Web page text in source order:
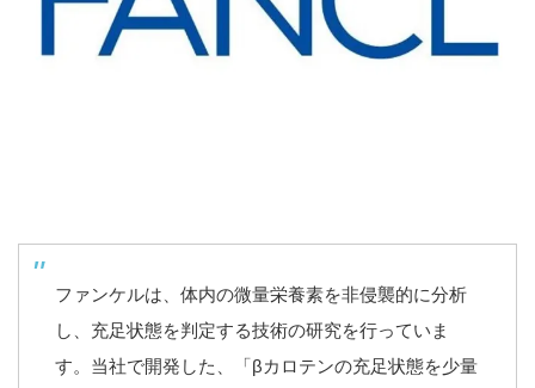
ファンケルは、体内の微量栄養素を非侵襲的に分析
し、充足状態を判定する技術の研究を行っていま
す。当社で開発した、「βカロテンの充足状態を少量